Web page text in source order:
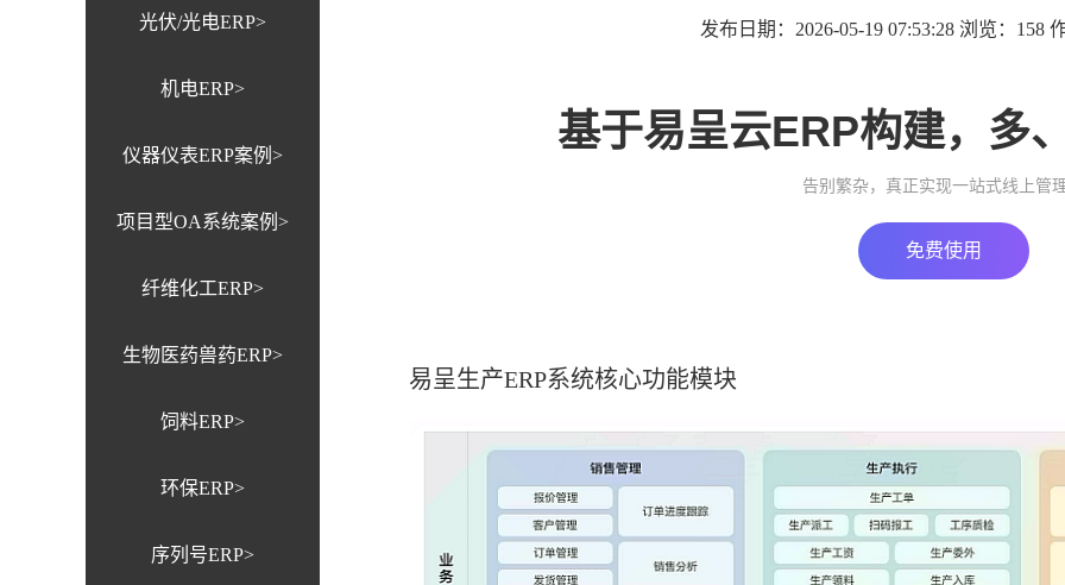
光伏/光电ERP>
机电ERP>
仪器仪表ERP案例>
项目型OA系统案例>
纤维化工ERP>
生物医药兽药ERP>
饲料ERP>
环保ERP>
序列号ERP>
发布日期：2026-05-19 07:53:28 浏览：158
基于易呈云ERP构建，多
告别繁杂，真正实现一站式线上管理
免费使用
易呈生产ERP系统核心功能模块